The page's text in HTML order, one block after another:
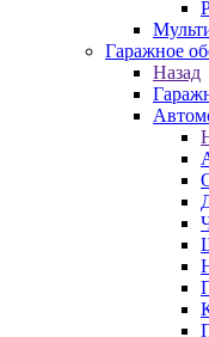
Гаражное
Назад